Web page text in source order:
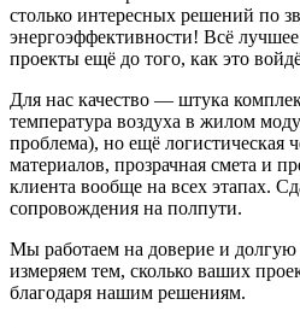
столько интересных решений по
энергоэффективности! Всё лучшее
проекты ещё до того, как это
Для нас качество — штука
температура воздуха в жилом
проблема), но ещё логистическая
материалов, прозрачная смета и
клиента вообще на всех этапах.
сопровождения на полпути.
Мы работаем на доверие и долгую
измеряем тем, сколько ваших
благодаря нашим решениям.